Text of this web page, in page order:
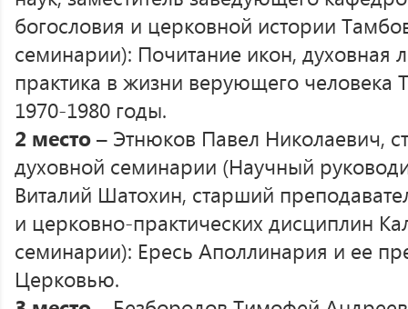
богословия и церковной истории
семинарии): Почитание икон, духовная
практика в жизни верующего человека
1970-1980 годы.
2 место– Этнюков Павел Николаевич,
духовной семинарии (Научный
Виталий Шатохин, старший
и церковно-практических дисциплин
семинарии): Ересь Аполлинария и ее
Церковью.